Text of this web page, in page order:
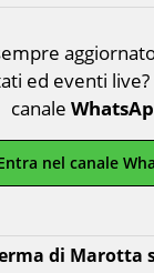
di Marotta
ed eventi
canale
nel canale